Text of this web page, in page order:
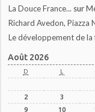
La Douce France... sur
Richard Avedon, Piazza
Le développement de
Août 2026
D L
2
3
9
10